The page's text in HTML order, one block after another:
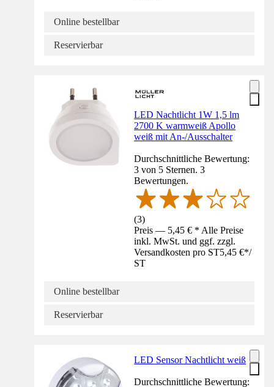
Online bestellbar
Reservierbar
LED Nachtlicht 1W 1,5 lm
2700 K warmweiß Apollo
weiß mit An-/Ausschalter
Durchschnittliche Bewertung:
3 von 5 Sternen. 3
Bewertungen.
(3)
Preis — 5,45 € * Alle Preise
inkl. MwSt. und ggf. zzgl.
Versandkosten pro ST5,45 €*/
ST
Online bestellbar
Reservierbar
LED Sensor Nachtlicht weiß
Durchschnittliche Bewertung: